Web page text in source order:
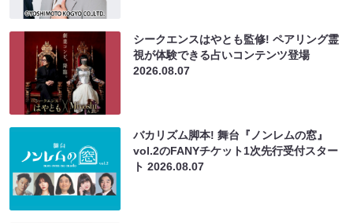
シークエンスはやとも監修! ペアリング霊
視が体験できる占いコンテンツ登場
2026.08.07
バカリズム脚本! 舞台『ノンレムの窓』
vol.2のFANYチケット1次先行受付スター
ト2026.08.07